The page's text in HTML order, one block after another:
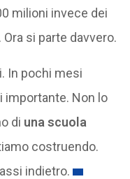
milioni invece dei
si parte davvero.
In pochi mesi
importante. Non lo
di una scuola
costruendo.
indietro.